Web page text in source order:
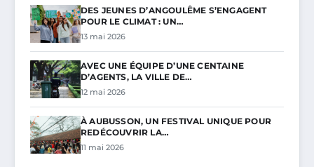
DES JEUNES D’ANGOULÊME S’ENGAGENT
POUR LE CLIMAT : UN…
13 mai 2026
AVEC UNE ÉQUIPE D’UNE CENTAINE
D’AGENTS, LA VILLE DE…
12 mai 2026
À AUBUSSON, UN FESTIVAL UNIQUE POUR
REDÉCOUVRIR LA…
11 mai 2026